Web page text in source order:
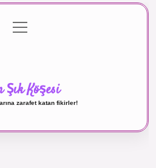
Politikası
menüyü
aç
Şık Köşesi
zarafet katan fikirler!